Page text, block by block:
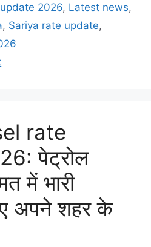
2026, Latest news,
, Sariya rate update,
rate
पेट्रोल
में भारी
अपने शहर के